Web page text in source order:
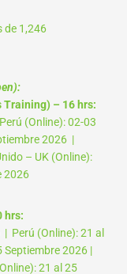
de 1,246
– 16 hrs:
(Online): 02-03
2026 |
– UK (Online):
2026
hrs:
| Perú (Online): 21 al
Septiembre 2026 |
21 al 25